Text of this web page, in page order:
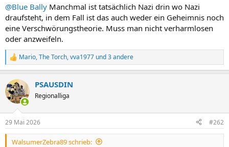
@Blue Bally Manchmal ist tatsächlich Nazi drin wo Nazi
draufsteht, in dem Fall ist das auch weder ein Geheimnis noch
eine Verschwörungstheorie. Muss man nicht verharmlosen
oder anzweifeln.
R
e
k
t
i
e
n
Mario,The Torch,vva1977 und 3 andere
PSAUSDIN
Regionalliga
29 Mai 2026 #262
WalsumerZebra89 schrieb: